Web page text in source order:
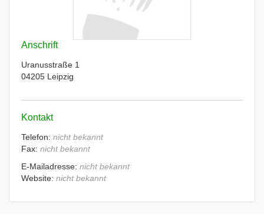
Anschrift
Uranusstraße 1
04205 Leipzig
Kontakt
Telefon: nicht bekannt
Fax: nicht bekannt
E-Mailadresse: nicht bekannt
Website: nicht bekannt